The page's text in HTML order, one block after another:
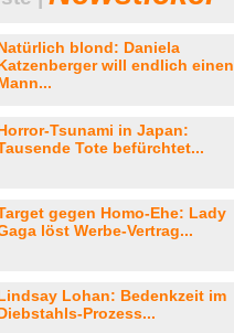
blond: Daniela
will endlich einen
Tsunami in Japan:
Tote befürchtet...
gegen Homo-Ehe: Lady
löst Werbe-Vertrag...
Lohan: Bedenkzeit im
Prozess...